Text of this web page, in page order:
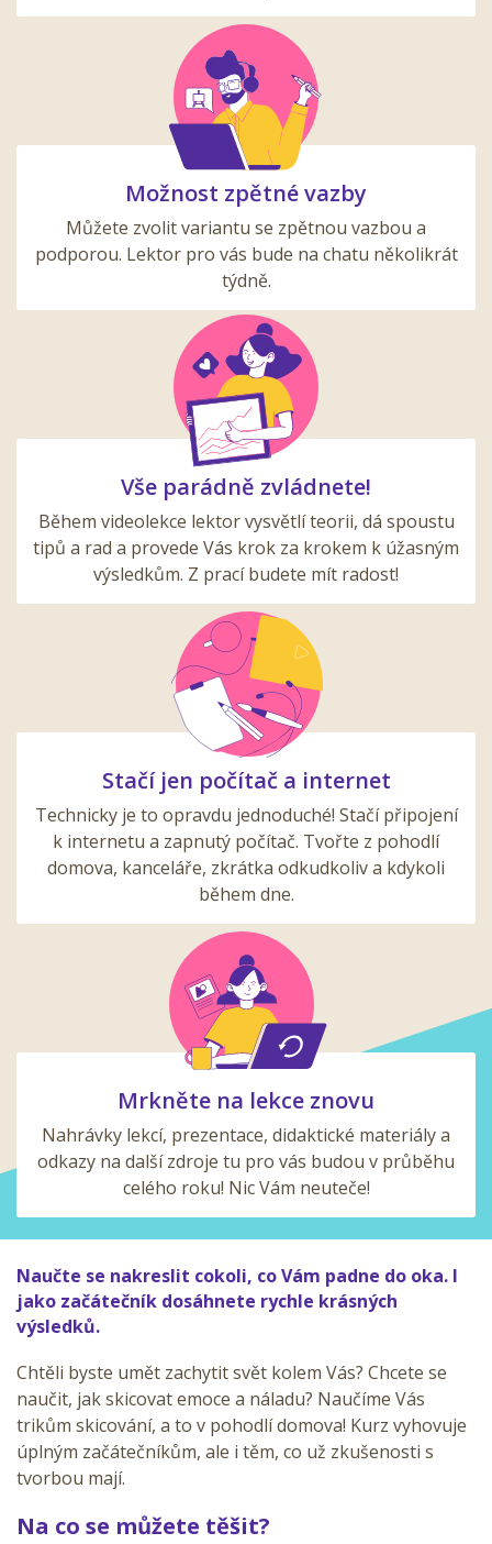
Možnost zpětné vazby
Můžete zvolit variantu se zpětnou vazbou a
podporou. Lektor pro vás bude na chatu několikrát
týdně.
Vše parádně zvládnete!
Během videolekce lektor vysvětlí teorii, dá spoustu
tipů a rad a provede Vás krok za krokem k úžasným
výsledkům. Z prací budete mít radost!
Stačí jen počítač a internet
Technicky je to opravdu jednoduché! Stačí připojení
k internetu a zapnutý počítač. Tvořte z pohodlí
domova, kanceláře, zkrátka odkudkoliv a kdykoli
během dne.
Mrkněte na lekce znovu
Nahrávky lekcí, prezentace, didaktické materiály a
odkazy na další zdroje tu pro vás budou v průběhu
celého roku! Nic Vám neuteče!
Naučte se nakreslit cokoli, co Vám padne do oka. I
jako začátečník dosáhnete rychle krásných
výsledků.
Chtěli byste umět zachytit svět kolem Vás? Chcete se
naučit, jak skicovat emoce a náladu? Naučíme Vás
trikům skicování, a to v pohodlí domova! Kurz vyhovuje
úplným začátečníkům, ale i těm, co už zkušenosti s
tvorbou mají.
Na co se můžete těšit?